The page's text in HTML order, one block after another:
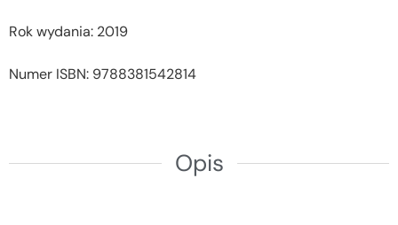
Rok wydania: 2019
Numer ISBN: 9788381542814
Opis